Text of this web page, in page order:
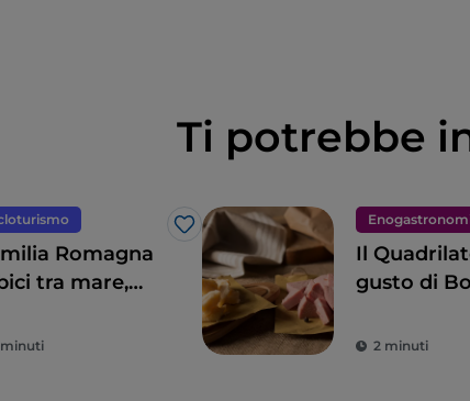
Ti potrebbe
Like
Romagna
tra mare,
Il
gusto di
2 minuti